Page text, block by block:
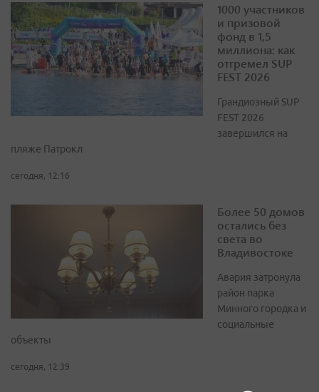
1000 участников
и призовой
фонд в 1,5
миллиона: как
отгремел SUP
FEST 2026
Грандиозный SUP
FEST 2026
завершился на
пляже Патрокл
сегодня, 12:16
Более 50 домов
остались без
света во
Владивостоке
Авария затронула
район парка
Минного городка и
социальные
объекты
сегодня, 12:39